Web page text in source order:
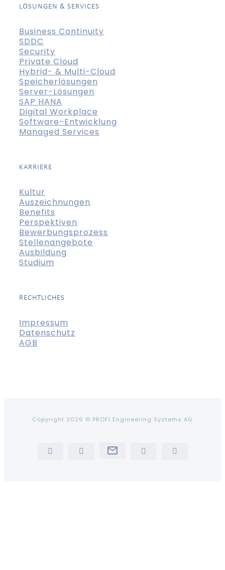
LÖSUNGEN & SERVICES
Business Continuity
SDDC
Security
Private Cloud
Hybrid- & Multi-Cloud
Speicherlösungen
Server-Lösungen
SAP HANA
Digital Workplace
Software-Entwicklung
Managed Services
KARRIERE
Kultur
Auszeichnungen
Benefits
Perspektiven
Bewerbungsprozess
Stellenangebote
Ausbildung
Studium
RECHTLICHES
Impressum
Datenschutz
AGB
Copyright 2026 © PROFI Engineering Systems AG
LinkedInYouTubeNewsletterInstagramTiktok